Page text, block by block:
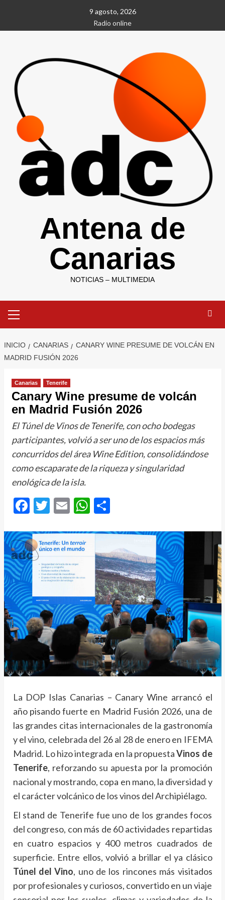
contenido
9 agosto, 2026
Radio online
Antena de
Canarias
NOTICIAS – MULTIMEDIA
primario
INICIO CANARIAS
CANARY WINE PRESUME DE VOLCÁN EN
MADRID FUSIÓN 2026
Canarias Tenerife
Canary Wine presume de volcán
en Madrid Fusión 2026
El Túnel de Vinos de Tenerife, con ocho bodegas
participantes, volvió a ser uno de los espacios más
concurridos del área Wine Edition, consolidándose
como escaparate de la riqueza y singularidad
enológica de la isla.
Facebook
Twitter
EmailWhatsApp
Compartir
La DOP Islas Canarias – Canary Wine arrancó el
año pisando fuerte en Madrid Fusión 2026, una de
las grandes citas internacionales de la gastronomía
y el vino, celebrada del 26 al 28 de enero en IFEMA
Madrid. Lo hizo integrada en la propuestaVinos de
Tenerife, reforzando su apuesta por la promoción
nacional y mostrando, copa en mano, la diversidad y
el carácter volcánico de los vinos del Archipiélago.
El stand de Tenerife fue uno de los grandes focos
del congreso, con más de 60 actividades repartidas
en cuatro espacios y 400 metros cuadrados de
superficie. Entre ellos, volvió a brillar el ya clásico
Túnel del Vino, uno de los rincones más visitados
por profesionales y curiosos, convertido en un viaje